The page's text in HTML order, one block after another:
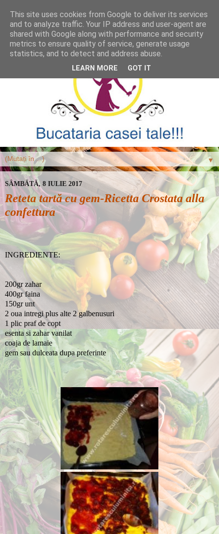
▼
SÂMBĂTĂ, 8 IULIE 2017
Reteta tartă cu gem-Ricetta Crostata alla
confettura
INGREDIENTE:
200gr zahar
400gr faina
150gr unt
2 oua intregi plus alte 2 galbenusuri
1 plic praf de copt
esenta si zahar vanilat
coaja de lamaie
gem sau dulceata dupa preferinte
This site uses cookies from Google to deliver its services
and to analyze traffic. Your IP address and user-agent are
shared with Google along with performance and security
metrics to ensure quality of service, generate usage
statistics, and to detect and address abuse.
LEARN MORE GOT IT